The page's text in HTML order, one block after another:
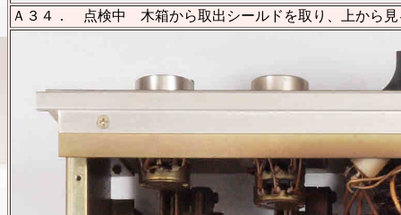
Ａ３４． 点検中 木箱から取出シールドを取り、上から見